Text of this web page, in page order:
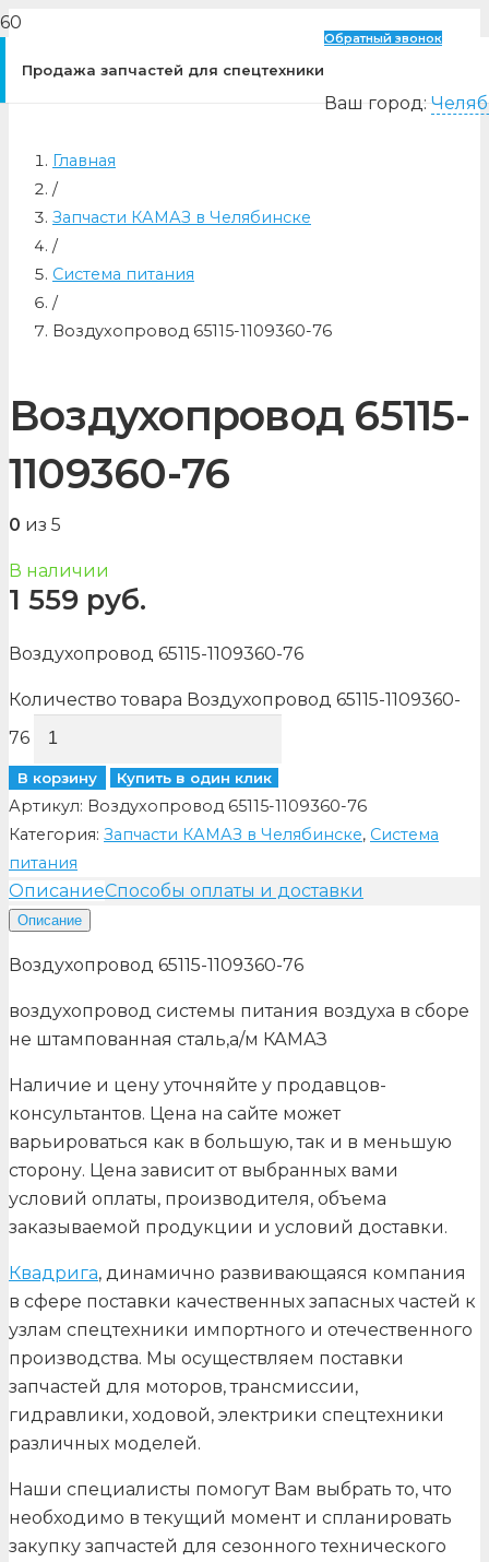
Продажа запчастей для спецтехники
Обратный звонок
Ваш город:
Главная
/
Запчасти КАМАЗ в Челябинске
/
Система питания
/
Воздухопровод 65115-1109360-76
Воздухопровод 65115-
1109360-76
0 из 5
В наличии
1 559 руб.
Воздухопровод 65115-1109360-76
Количество товара Воздухопровод 65115-1109360-
76
В корзину Купить в один клик
Артикул: Воздухопровод 65115-1109360-76
Категория: Запчасти КАМАЗ в Челябинске, Система
питания
ОписаниеСпособы оплаты и доставки
Описание
Воздухопровод 65115-1109360-76
воздухопровод системы питания воздуха в сборе
не штампованная сталь,а/м КАМАЗ
Наличие и цену уточняйте у продавцов-
консультантов. Цена на сайте может
варьироваться как в большую, так и в меньшую
сторону. Цена зависит от выбранных вами
условий оплаты, производителя, объема
заказываемой продукции и условий доставки.
Квадрига, динамично развивающаяся компания
в сфере поставки качественных запасных частей к
узлам спецтехники импортного и отечественного
производства. Мы осуществляем поставки
запчастей для моторов, трансмиссии,
гидравлики, ходовой, электрики спецтехники
различных моделей.
Наши специалисты помогут Вам выбрать то, что
необходимо в текущий момент и спланировать
закупку запчастей для сезонного технического